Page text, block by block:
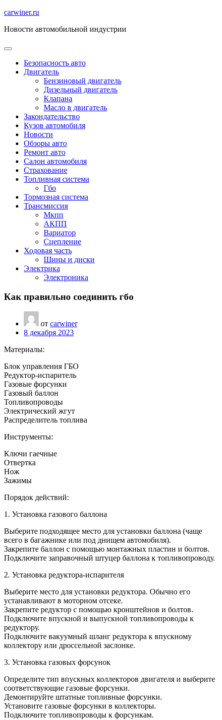
Перейти
содержимому
carwiner.ru
Новости автомобильной индустрии
Безопасность авто
Двигатель
Бензиновый двигатель
Дизельный двигатель
Клапана
Масло в двигатель
Закондательство
Кузов автомобиля
Новости
Обзоры авто
Ремонт авто
Салон автомобиля
Страхование
Топливная система
Гбо
Тормозная система
Трансмиссия
Мкпп
АКПП
Вариатор
Сцепление
Ходовая часть
Шины и диски
Электрика
Электроника
Как правильно соединить гбо
от carwiner
8 декабря 2023
Материалы:
Блок управления ГБО
Редуктор-испаритель
Газовые форсунки
Газовый баллон
Топливопроводы
Электрический жгут
Распределитель топлива
Инструменты:
Ключи гаечные
Отвертка
Нож
Зажимы
Порядок действий:
1. Установка газового баллона
Выберите подходящее место для установки баллона (чаще
всего в багажнике или под днищем автомобиля).
Закрепите баллон с помощью монтажных пластин и болтов.
Подключите заправочный штуцер баллона к топливопроводу.
2. Установка редуктора-испарителя
Выберите место для установки редуктора. Обычно его
устанавливают в моторном отсеке.
Закрепите редуктор с помощью кронштейнов и болтов.
Подключите впускной и выпускной топливопроводы к
редуктору.
Подключите вакуумный шланг редуктора к впускному
коллектору или дроссельной заслонке.
3. Установка газовых форсунок
Определите тип впускных коллекторов двигателя и выберите
соответствующие газовые форсунки.
Демонтируйте штатные топливные форсунки.
Установите газовые форсунки в коллекторы.
Подключите топливопроводы к форсункам.